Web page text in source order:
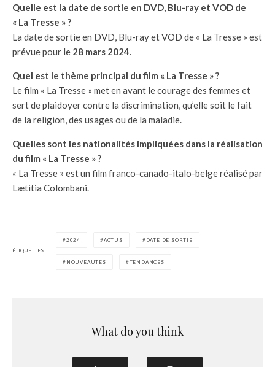
Quelle est la date de sortie en DVD, Blu-ray et VOD de
« La Tresse » ?
La date de sortie en DVD, Blu-ray et VOD de « La Tresse » est
prévue pour le 28 mars 2024.
Quel est le thème principal du film « La Tresse » ?
Le film « La Tresse » met en avant le courage des femmes et
sert de plaidoyer contre la discrimination, qu’elle soit le fait
de la religion, des usages ou de la maladie.
Quelles sont les nationalités impliquées dans la réalisation
du film « La Tresse » ?
« La Tresse » est un film franco-canado-italo-belge réalisé par
Lætitia Colombani.
ÉTIQUETTES
2024 ACTUS DATE DE SORTIE
NOUVEAUTÉS TENDANCES
What do you think